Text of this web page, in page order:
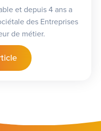
et depuis 4 ans a
des Entreprises
de métier.